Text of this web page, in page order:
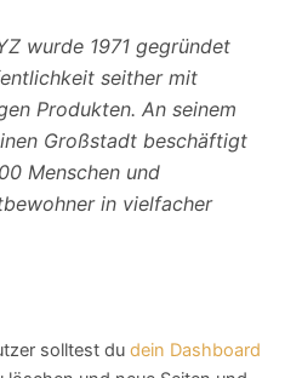
wurde 1971 gegründet
seither mit
Produkten. An seinem
Großstadt beschäftigt
Menschen und
in vielfacher
solltest du dein Dashboard